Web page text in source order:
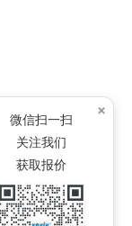
×
微信扫一扫
关注我们
获取报价